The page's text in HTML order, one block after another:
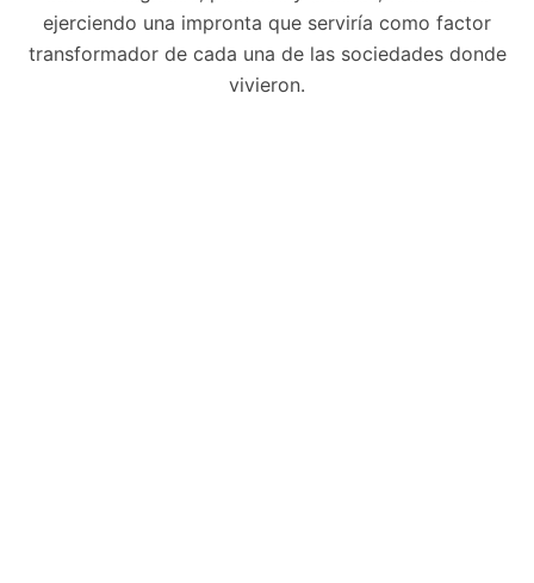
ejerciendo una impronta que serviría como factor
transformador de cada una de las sociedades donde
vivieron.